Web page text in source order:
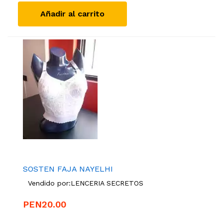
Añadir al carrito
SOSTEN FAJA NAYELHI
Vendido por:LENCERIA SECRETOS
PEN20.00